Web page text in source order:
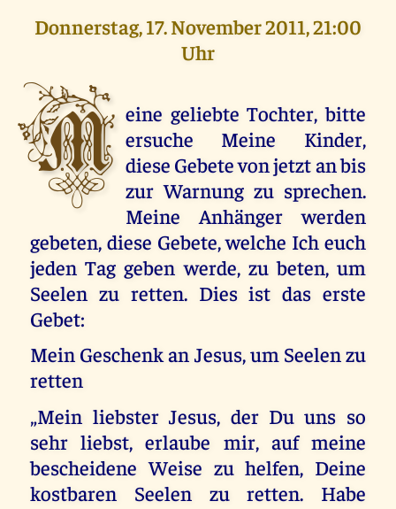
Donnerstag, 17. November 2011, 21:00
Uhr
M eine geliebte Tochter, bitte
ersuche Meine Kinder,
diese Gebete von jetzt an bis
zur Warnung zu sprechen.
Meine Anhänger werden
gebeten, diese Gebete, welche Ich euch
jeden Tag geben werde, zu beten, um
Seelen zu retten. Dies ist das erste
Gebet:
Mein Geschenk an Jesus, um Seelen zu
retten
„Mein liebster Jesus, der Du uns so
sehr liebst, erlaube mir, auf meine
bescheidene Weise zu helfen, Deine
kostbaren Seelen zu retten. Habe